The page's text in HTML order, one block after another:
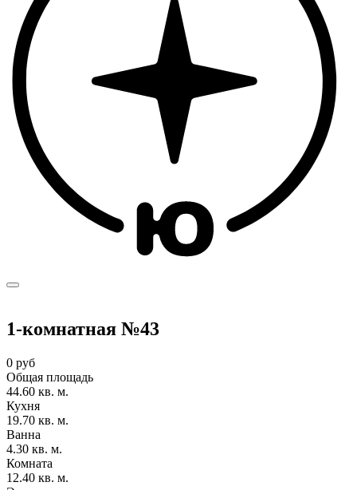
1-комнатная №43
0 руб
Общая площадь
44.60 кв. м.
Кухня
19.70 кв. м.
Ванна
4.30 кв. м.
Комната
12.40 кв. м.